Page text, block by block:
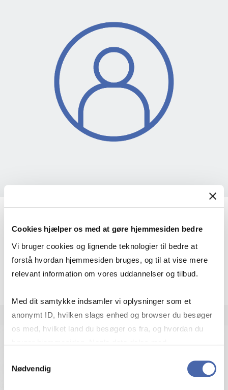
Cookies hjælper os med at gøre hjemmesiden bedre
Vi bruger cookies og lignende teknologier til bedre at
forstå hvordan hjemmesiden bruges, og til at vise mere
relevant information om vores uddannelser og tilbud.
Med dit samtykke indsamler vi oplysninger som et
anonymt ID, hvilken slags enhed og browser du besøger
os med, hvilket land du besøger os fra, og hvordan du
markedsføring. Du bestemmer selv - og kan altid trække
Nødvendig
Ekstern lektor
cba.bhl@cbs.dk
+4538152482
More info